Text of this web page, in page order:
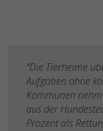
"Die Tierheime
Aufgaben ohne
Kommunen
aus der
Prozent als